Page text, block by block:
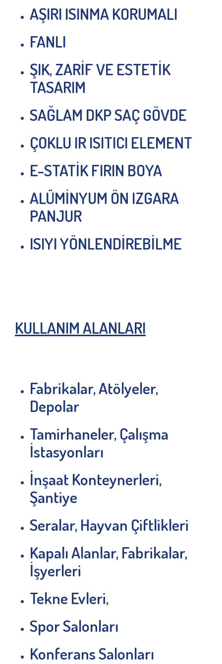
AŞIRI ISINMA KORUMALI
FANLI
ŞIK, ZARİF VE ESTETİK
TASARIM
SAĞLAM DKP SAÇ GÖVDE
ÇOKLU IR ISITICI ELEMENT
E-STATİK FIRIN BOYA
ALÜMİNYUM ÖN IZGARA
PANJUR
ISIYI YÖNLENDİREBİLME
KULLANIM ALANLARI
Fabrikalar, Atölyeler,
Depolar
Tamirhaneler, Çalışma
İstasyonları
İnşaat Konteynerleri,
Şantiye
Seralar, Hayvan Çiftlikleri
Kapalı Alanlar, Fabrikalar,
İşyerleri
Tekne Evleri,
Spor Salonları
Konferans Salonları